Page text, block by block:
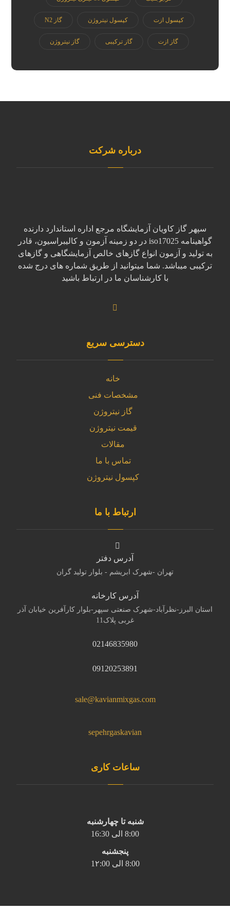
کپسول ازت کپسول نیتروژن گاز N2
گاز ازت گاز ترکیبی گاز نیتروژن
درباره شرکت
سپهر گاز کاویان آزمایشگاه مرجع اداره استاندارد دارنده
گواهینامه iso17025 در دو زمینه آزمون و کالیبراسیون، قادر
به تولید و آزمون انواع گازهای خالص آزمایشگاهی و گازهای
ترکیبی میباشد. شما میتوانید از طریق شماره های درج شده
با کارشناسان ما در ارتباط باشید
دسترسی سریع
خانه
مشخصات فنی
گاز نیتروژن
قیمت نیتروژن
مقالات
تماس با ما
کپسول نیتروژن
ارتباط با ما
آدرس دفتر
تهران -شهرک ابریشم - بلوار تولید گران
آدرس کارخانه
استان البرز-نظرآباد-شهرک صنعتی سپهر-بلوار کارآفرین خیابان آذر
غربی پلاک11
02146835980
09120253891
sale@kavianmixgas.com
sepehrgaskavian
ساعات کاری
شنبه تا چهارشنبه
8:00 الی 16:30
پنجشنبه
8:00 الی 1۲:00